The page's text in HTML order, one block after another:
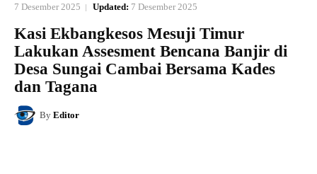
7 Desember 2025 Updated: 7 Desember 2025
Kasi Ekbangkesos Mesuji Timur
Lakukan Assesment Bencana Banjir di
Desa Sungai Cambai Bersama Kades
dan Tagana
By Editor